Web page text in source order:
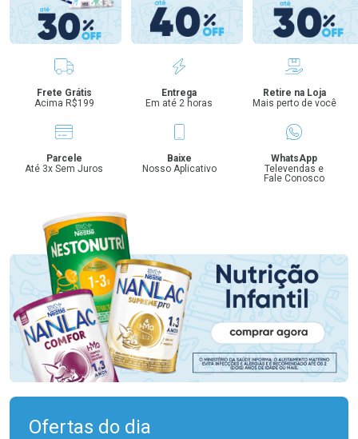
Benefícios
Frete Grátis
Acima R$199
Entrega
Em até 2 horas
Retire na Loja
Mais perto de você
Parcele
Até 3x Sem Juros
Baixe
Nosso Aplicativo
WhatsApp
Televendas e
Fale Conosco
Ofertas do dia